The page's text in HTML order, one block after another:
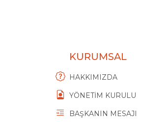
KURUMSAL
HAKKIMIZDA
YÖNETİM KURULU
BAŞKANIN MESAJI